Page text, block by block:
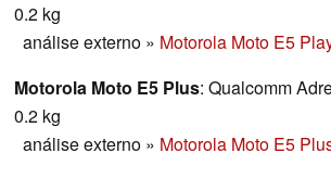
0.2 kg
análise externo » Motorola Moto E5
Motorola Moto E5 Plus: Qualcomm
0.2 kg
análise externo » Motorola Moto E5